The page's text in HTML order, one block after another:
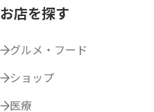
お店を探す
グルメ・フード
ショップ
医療